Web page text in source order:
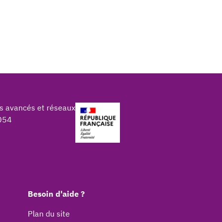
avancés et réseaux
Besoin d'aide ?
Plan du site